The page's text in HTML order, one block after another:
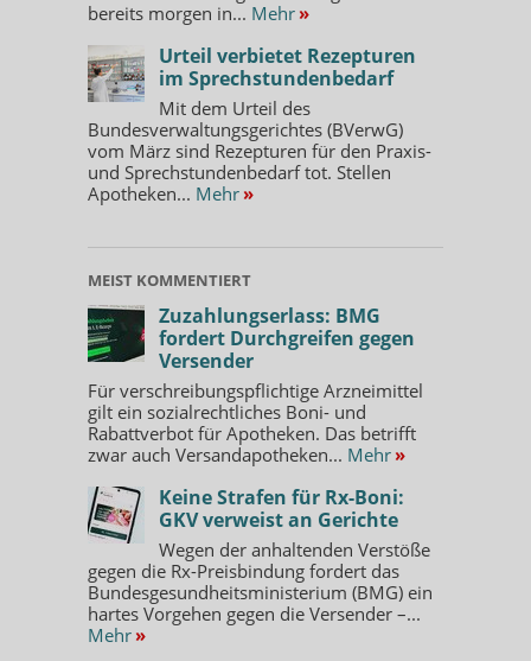
bereits morgen in... Mehr »
Urteil verbietet Rezepturen
im Sprechstundenbedarf
Mit dem Urteil des
Bundesverwaltungsgerichtes (BVerwG)
vom März sind Rezepturen für den Praxis-
und Sprechstundenbedarf tot. Stellen
Apotheken... Mehr »
MEIST KOMMENTIERT
Zuzahlungserlass: BMG
fordert Durchgreifen gegen
Versender
Für verschreibungspflichtige Arzneimittel
gilt ein sozialrechtliches Boni- und
Rabattverbot für Apotheken. Das betrifft
zwar auch Versandapotheken... Mehr »
Keine Strafen für Rx-Boni:
GKV verweist an Gerichte
Wegen der anhaltenden Verstöße
gegen die Rx-Preisbindung fordert das
Bundesgesundheitsministerium (BMG) ein
hartes Vorgehen gegen die Versender –...
Mehr »